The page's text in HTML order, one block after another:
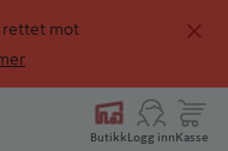
rettet mot
ButikkLogg innKasse